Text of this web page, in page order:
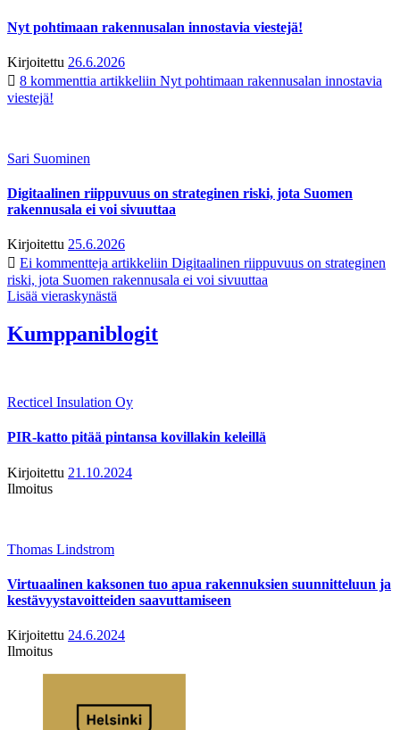
Nyt pohtimaan rakennusalan innostavia viestejä!
Kirjoitettu 26.6.2026
8 kommenttia artikkeliin Nyt pohtimaan rakennusalan innostavia
viestejä!
Sari Suominen
Digitaalinen riippuvuus on strateginen riski, jota Suomen
rakennusala ei voi sivuuttaa
Kirjoitettu 25.6.2026
Ei kommentteja artikkeliin Digitaalinen riippuvuus on strateginen
riski, jota Suomen rakennusala ei voi sivuuttaa
Lisää vieraskynästä
Kumppaniblogit
Recticel Insulation Oy
PIR-katto pitää pintansa kovillakin keleillä
Kirjoitettu 21.10.2024
Ilmoitus
Thomas Lindstrom
Virtuaalinen kaksonen tuo apua rakennuksien suunnitteluun ja
kestävyystavoitteiden saavuttamiseen
Kirjoitettu 24.6.2024
Ilmoitus